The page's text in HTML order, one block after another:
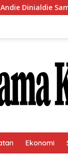
Terima
Ekonomi